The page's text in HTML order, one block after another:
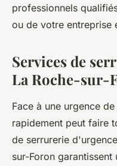
professionnels
ou de votre entreprise
Services de
La Roche-sur-
Face à une urgence
rapidement peut faire
de serrurerie
sur-Foron